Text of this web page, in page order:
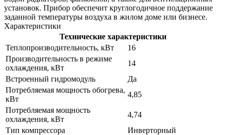
установок. Прибор обеспечит круглогодичное поддержание
заданной температуры воздуха в жилом доме или бизнесе.
Характеристики
Технические характеристики
Теплопроизводительность, кВт
16
Производительность в режиме
охлаждения, кВт
14
Встроенный гидромодуль
Да
Потребляемая мощность обогрева,
кВт
4,85
Потребляемая мощность
охлаждения, кВт
4,74
Тип компрессора
Инверторный